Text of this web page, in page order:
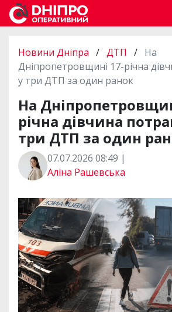
Новини Дніпра / ДТП / На
Дніпропетровщині 17-річна
у три ДТП за один ранок
На
річна дівчина
три ДТП за один
07.07.2026 08:49 |
Аліна Рашевська